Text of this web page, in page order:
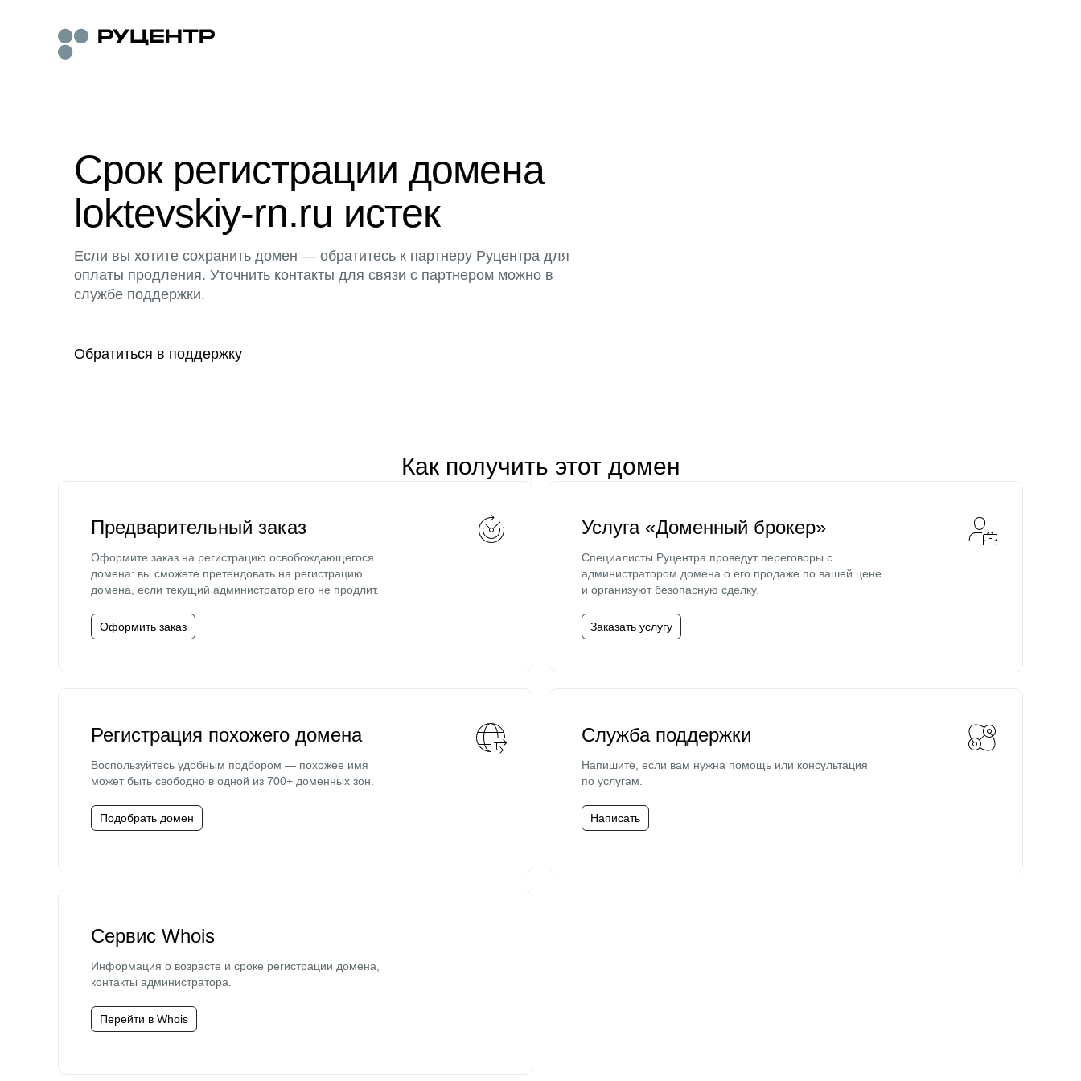
Срок регистрации домена
loktevskiy-rn.ru истек
Если вы хотите сохранить домен — обратитесь к партнеру Руцентра для
оплаты продления. Уточнить контакты для связи с партнером можно в
службе поддержки.
Обратиться в поддержку
Как получить этот домен
Предварительный заказ
Оформите заказ на регистрацию освобождающегося
домена: вы сможете претендовать на регистрацию
домена, если текущий администратор его не продлит.
Оформить заказ
Услуга «Доменный брокер»
Специалисты Руцентра проведут переговоры с
администратором домена о его продаже по вашей цене
и организуют безопасную сделку.
Заказать услугу
Регистрация похожего домена
Воспользуйтесь удобным подбором — похожее имя
может быть свободно в одной из 700+ доменных зон.
Подобрать домен
Служба поддержки
Напишите, если вам нужна помощь или консультация
по услугам.
Написать
Сервис Whois
Информация о возрасте и сроке регистрации домена,
контакты администратора.
Перейти в Whois